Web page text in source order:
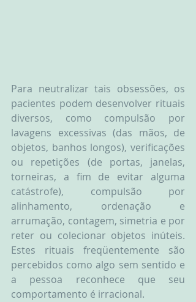
Para neutralizar tais obsessões, os
pacientes podem desenvolver rituais
diversos, como compulsão por
lavagens excessivas (das mãos, de
objetos, banhos longos), verificações
ou repetições (de portas, janelas,
torneiras, a fim de evitar alguma
catástrofe), compulsão por
alinhamento, ordenação e
arrumação, contagem, simetria e por
reter ou colecionar objetos inúteis.
Estes rituais freqüentemente são
percebidos como algo sem sentido e
a pessoa reconhece que seu
comportamento é irracional.